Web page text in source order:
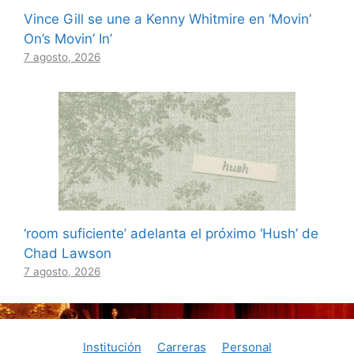
Vince Gill se une a Kenny Whitmire en ‘Movin’
On’s Movin’ In’
7 agosto, 2026
‘room suficiente’ adelanta el próximo ‘Hush’ de
Chad Lawson
7 agosto, 2026
Institución Carreras Personal